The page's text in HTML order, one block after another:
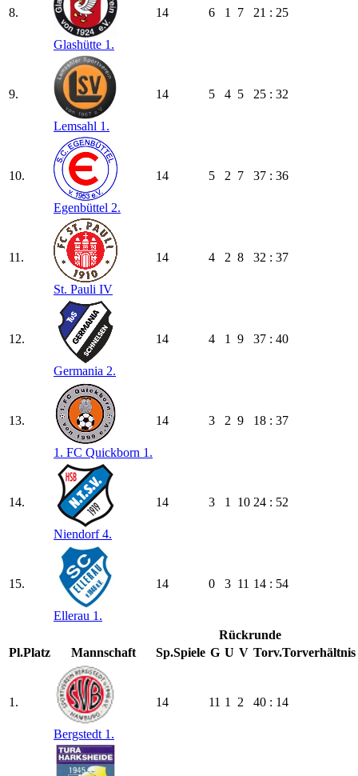
8.
Glashütte 1.
14 6 1 7 21 : 25
9.
Lemsahl 1.
14 5 4 5 25 : 32
10.
Egenbüttel 2.
14 5 2 7 37 : 36
11.
St. Pauli IV
14 4 2 8 32 : 37
12.
Germania 2.
14 4 1 9 37 : 40
13.
1. FC Quickborn 1.
14 3 2 9 18 : 37
14.
Niendorf 4.
14 3 1 10 24 : 52
15.
Ellerau 1.
14 0 3 11 14 : 54
Rückrunde
Pl.Platz Mannschaft Sp.Spiele G U V Torv.Torverhältnis
1.
Bergstedt 1.
14 11 1 2 40 : 14